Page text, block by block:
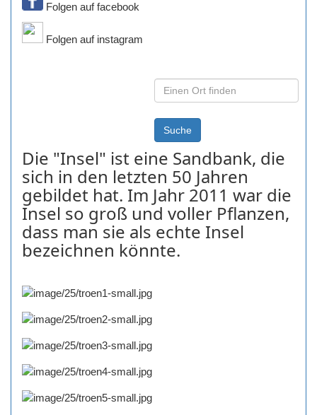
Folgen auf facebook
Folgen auf instagram
Die "Insel" ist eine Sandbank, die
sich in den letzten 50 Jahren
gebildet hat. Im Jahr 2011 war die
Insel so groß und voller Pflanzen,
dass man sie als echte Insel
bezeichnen könnte.